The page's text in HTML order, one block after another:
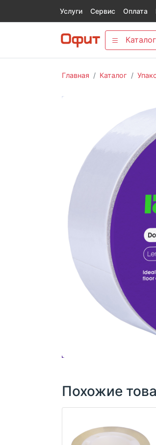
Услуги Сервис Оплата
Каталог
Главная Каталог
Похожие